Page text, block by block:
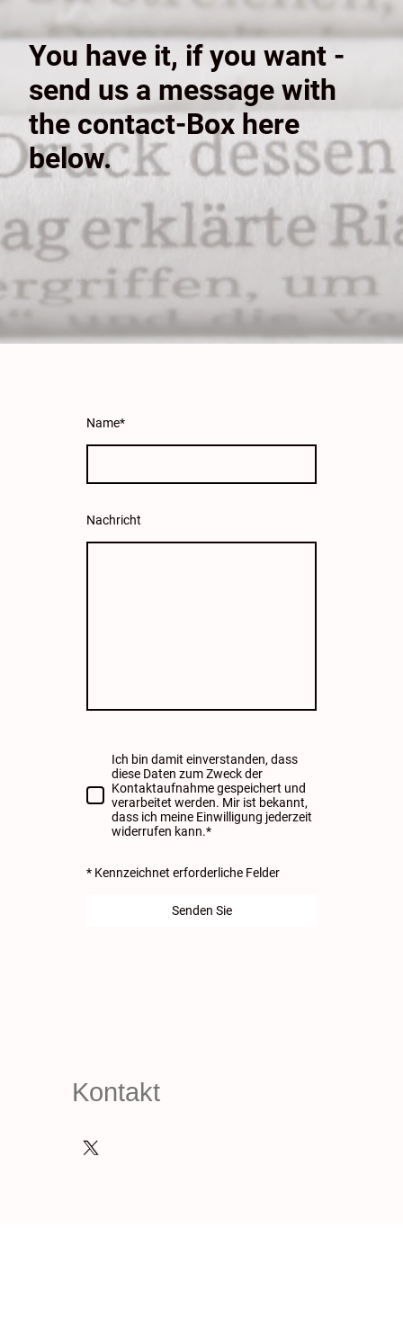
You have it, if you want -
send us a message with
the contact-Box here
below.
Name*
Nachricht
Ich bin damit einverstanden, dass
diese Daten zum Zweck der
Kontaktaufnahme gespeichert und
verarbeitet werden. Mir ist bekannt,
dass ich meine Einwilligung jederzeit
widerrufen kann.*
* Kennzeichnet erforderliche Felder
Senden Sie
Kontakt